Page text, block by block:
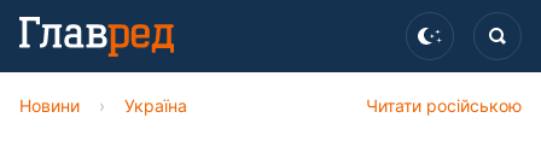
Читати російською
Новини › Україна